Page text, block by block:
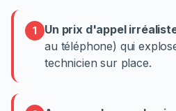
1 Un prix d'appel
au téléphone) qui
technicien sur place.